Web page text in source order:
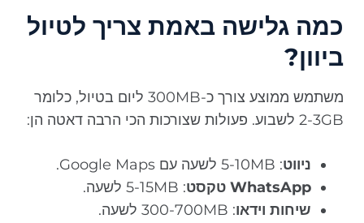
כמה גלישה באמת צריך לטיול
ביוון?
משתמש ממוצע צורך כ-300MB ליום בטיול, כלומר
2-3GB לשבוע. פעולות שצורכות הכי הרבה דאטה הן:
ניווט: 5-10MB לשעה עם Google Maps.
WhatsApp טקסט
: 5-15MB לשעה.
שיחות וידאו: 300-700MB לשעה.